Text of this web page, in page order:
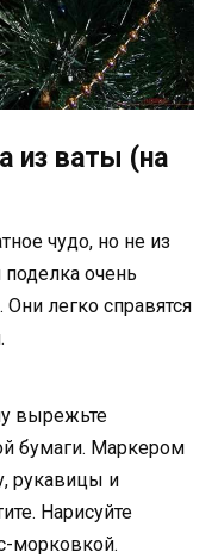
из ваты (на
чудо, но не из
очень
легко справятся
вырежьте
бумаги. Маркером
рукавицы и
Нарисуйте
морковкой.